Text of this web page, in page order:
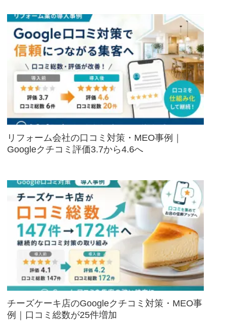
リフォーム会社の口コミ対策・MEO事例｜
Googleクチコミ評価3.7から4.6へ
チーズケーキ店のGoogleクチコミ対策・MEO事
例｜口コミ総数が25件増加